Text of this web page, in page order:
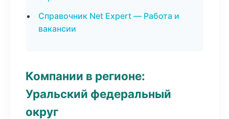
Справочник Net Expert — Работа и
вакансии
Компании в регионе:
Уральский федеральный
округ